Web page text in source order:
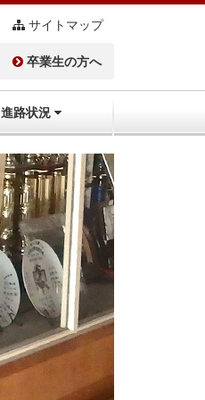
サイトマップ
卒業生の方へ
進路状況